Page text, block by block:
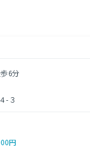
6分
-３
円